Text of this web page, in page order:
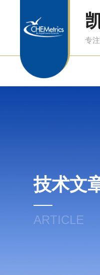
专
技术文
ARTICLE